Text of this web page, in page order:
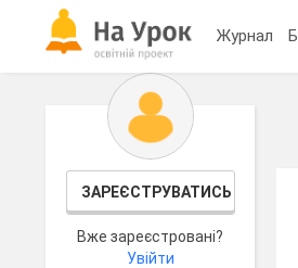
Журнал
ЗАРЕЄСТРУВАТИСЬ
Вже зареєстровані?
Увійти